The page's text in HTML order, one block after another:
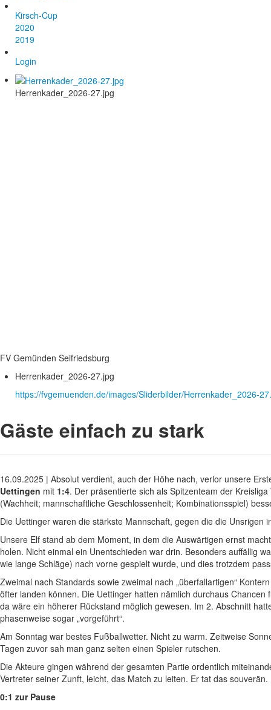
Kirsch-Cup
2020
2019
Login
Herrenkader_2026-27.jpg
FV Gemünden Seifriedsburg
Herrenkader_2026-27.jpg
https://fvgemuenden.de/images/Sliderbilder/Herrenkader_2026-
Gäste einfach zu stark
16.09.2025 | Absolut verdient, auch der Höhe nach, verlor unsere
Uettingen mit 1:4. Der präsentierte sich als Spitzenteam der
(Wachheit; mannschaftliche Geschlossenheit; Kombinationsspiel)
Die Uettinger waren die stärkste Mannschaft, gegen die die Unsrigen
Unsere Elf stand ab dem Moment, in dem die Auswärtigen ernst
holen. Nicht einmal ein Unentschieden war drin. Besonders auffällig
wie lange Schläge) nach vorne gespielt wurde, und dies trotzdem
Zweimal nach Standards sowie zweimal nach „überfallartigen“
öfter landen können. Die Uettinger hatten nämlich durchaus
da wäre ein höherer Rückstand möglich gewesen. Im 2. Abschnitt
phasenweise sogar „vorgeführt“.
Am Sonntag war bestes Fußballwetter. Nicht zu warm. Zeitweise
Tagen zuvor sah man ganz selten einen Spieler rutschen.
Die Akteure gingen während der gesamten Partie ordentlich
Vertreter seiner Zunft, leicht, das Match zu leiten. Er tat das souverän.
0:1 zur Pause